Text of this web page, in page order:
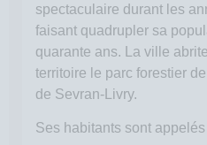
spectaculaire durant les
faisant quadrupler sa
quarante ans. La ville
territoire le parc forestier
de Sevran-Livry.
Ses habitants sont